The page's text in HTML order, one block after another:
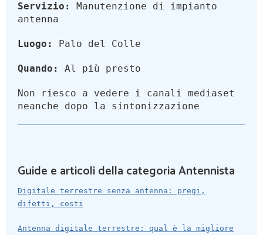
Servizio:
Manutenzione di impianto
antenna
Luogo: Palo del Colle
Quando: Al più presto
Non riesco a vedere i canali mediaset
neanche dopo la sintonizzazione
Guide e articoli della categoria Antennista
Digitale terrestre senza antenna: pregi,
difetti, costi
Antenna digitale terrestre: qual è la migliore